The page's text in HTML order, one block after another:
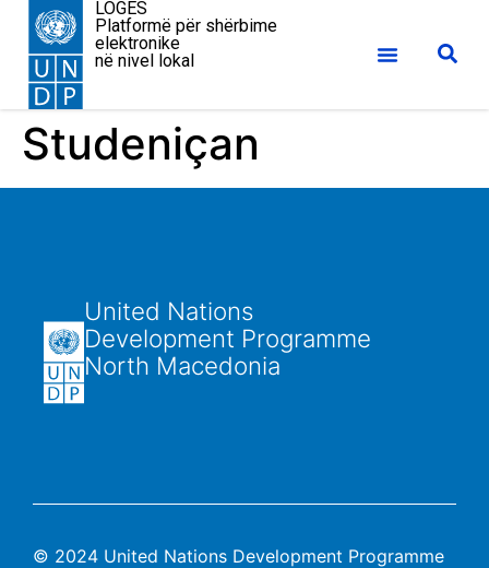
LOGES
Platformë për shërbime
elektronike
në nivel lokal
Studeniçan
United Nations
Development Programme
North Macedonia
© 2024 United Nations Development Programme